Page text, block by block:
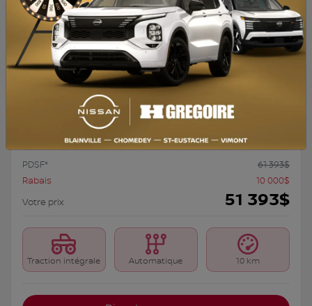
Nissan Rogue hybride rechargeable 2026
– PLATINE
PDSF* 61 393$
Rabais
10 000$
Votre prix
51 393$
Traction intégrale Automatique 10 km